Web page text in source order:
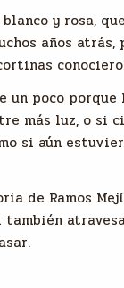
y rosa,
años
poco
más luz, o
si aún
de Ramos
también